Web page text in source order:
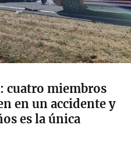
cuatro miembros
en un accidente y
es la única